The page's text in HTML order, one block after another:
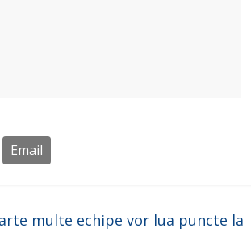
Email
multe echipe vor lua puncte la